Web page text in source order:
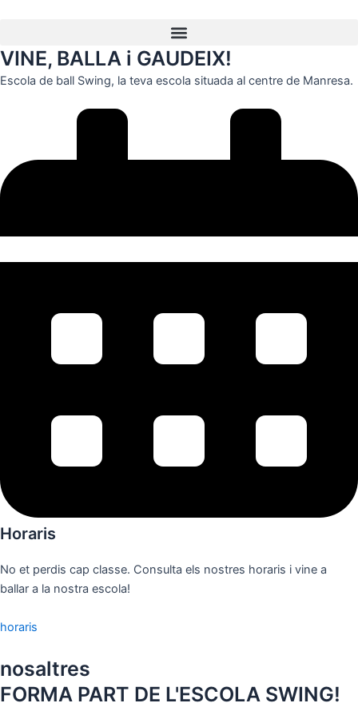
contingut
VINE, BALLA i GAUDEIX!
Escola de ball Swing, la teva escola situada al centre de Manresa.
Horaris
No et perdis cap classe. Consulta els nostres horaris i vine a
ballar a la nostra escola!
horaris
nosaltres
FORMA PART DE L'ESCOLA SWING!